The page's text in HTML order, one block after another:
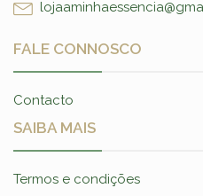
FALE CONNOSCO
Contacto
SAIBA MAIS
Termos e condições